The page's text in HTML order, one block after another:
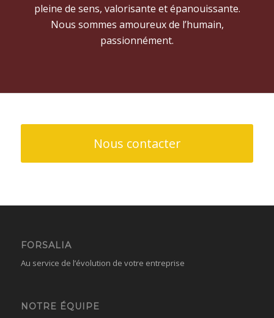
pleine de sens, valorisante et épanouissante.
Nous sommes amoureux de l’humain,
passionnément.
Nous contacter
FORSALIA
Au service de l’évolution de votre entreprise
NOTRE ÉQUIPE